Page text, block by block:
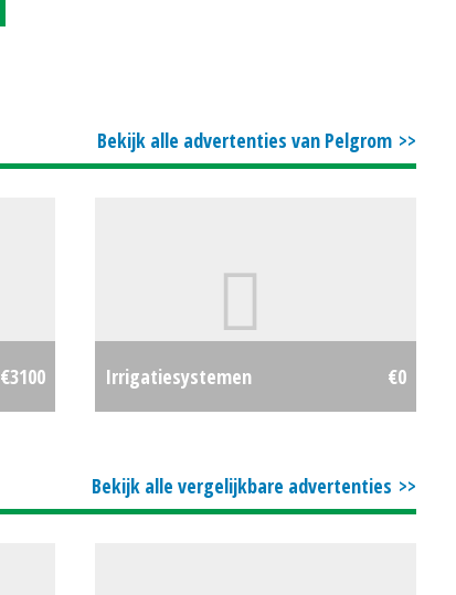
Bekijk alle advertenties van Pelgrom
€3100 Irrigatiesystemen €0
Bekijk alle vergelijkbare advertenties